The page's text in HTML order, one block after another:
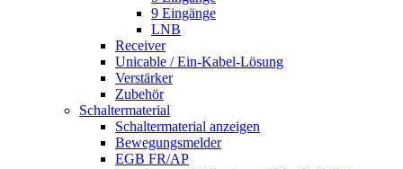
9 Eingänge
LNB
Receiver
Unicable / Ein-Kabel-Lösung
Verstärker
Zubehör
Schaltermaterial
Schaltermaterial anzeigen
Bewegungsmelder
EGB FR/AP